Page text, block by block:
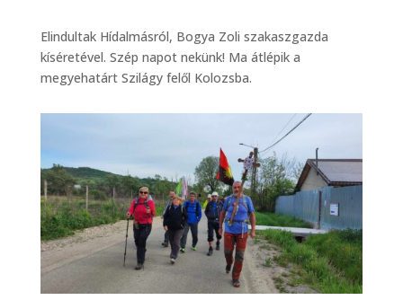
Elindultak Hídalmásról, Bogya Zoli szakaszgazda
kíséretével. Szép napot nekünk! Ma átlépik a
megyehatárt Szilágy felől Kolozsba.